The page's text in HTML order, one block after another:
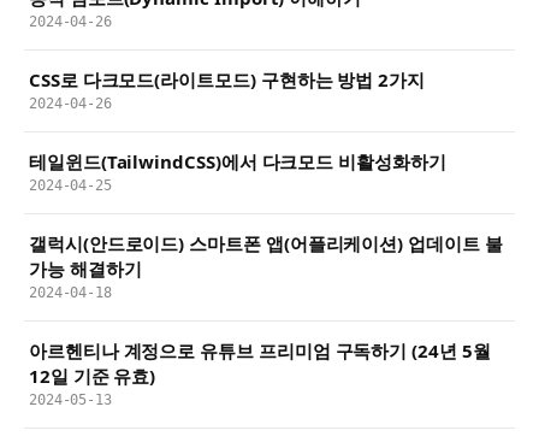
2024-04-26
CSS로 다크모드(라이트모드) 구현하는 방법 2가지
2024-04-26
테일윈드(TailwindCSS)에서 다크모드 비활성화하기
2024-04-25
갤럭시(안드로이드) 스마트폰 앱(어플리케이션) 업데이트 불
가능 해결하기
2024-04-18
아르헨티나 계정으로 유튜브 프리미엄 구독하기 (24년 5월
12일 기준 유효)
2024-05-13